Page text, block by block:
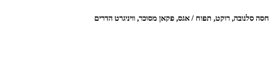
‏חסה סלנובה, רוקט, תפוח / אגס, פקאן מסוכר, וויניגרט הדרים